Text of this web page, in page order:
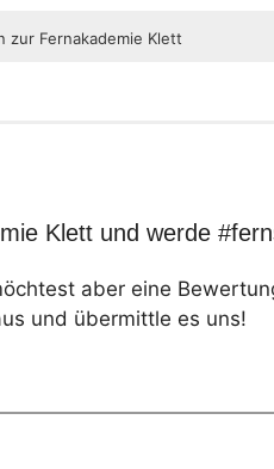
zur Fernakademie Klett
Klett und werde
aber eine
und übermittle es uns!